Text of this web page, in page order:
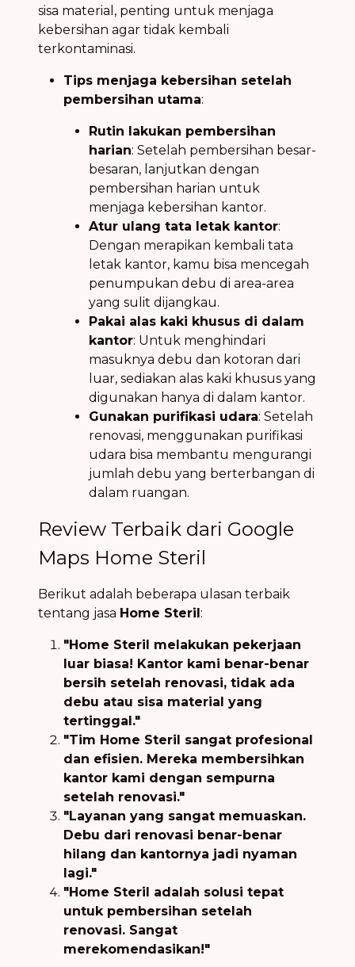
sisa material, penting untuk menjaga
kebersihan agar tidak kembali
terkontaminasi.
Tips menjaga kebersihan setelah
pembersihan utama:
Rutin lakukan pembersihan
harian: Setelah pembersihan besar-
besaran, lanjutkan dengan
pembersihan harian untuk
menjaga kebersihan kantor.
Atur ulang tata letak kantor:
Dengan merapikan kembali tata
letak kantor, kamu bisa mencegah
penumpukan debu di area-area
yang sulit dijangkau.
Pakai alas kaki khusus di dalam
kantor: Untuk menghindari
masuknya debu dan kotoran dari
luar, sediakan alas kaki khusus yang
digunakan hanya di dalam kantor.
Gunakan purifikasi udara: Setelah
renovasi, menggunakan purifikasi
udara bisa membantu mengurangi
jumlah debu yang berterbangan di
dalam ruangan.
Review Terbaik dari Google
Maps Home Steril
Berikut adalah beberapa ulasan terbaik
tentang jasa Home Steril:
"Home Steril melakukan pekerjaan
luar biasa! Kantor kami benar-benar
bersih setelah renovasi, tidak ada
debu atau sisa material yang
tertinggal."
"Tim Home Steril sangat profesional
dan efisien. Mereka membersihkan
kantor kami dengan sempurna
setelah renovasi."
"Layanan yang sangat memuaskan.
Debu dari renovasi benar-benar
hilang dan kantornya jadi nyaman
lagi."
"Home Steril adalah solusi tepat
untuk pembersihan setelah
renovasi. Sangat
merekomendasikan!"